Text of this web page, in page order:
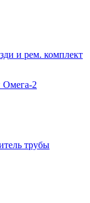
и рем. комплект
Омега-2
трубы